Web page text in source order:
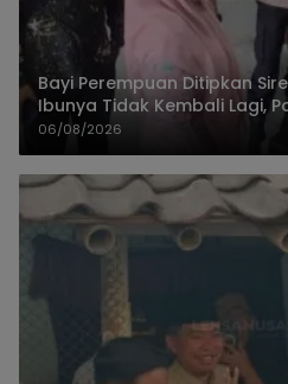
Bayi Perempuan Ditipkan
Ibunya Tidak Kembali Lagi,
Keberadaan Orang Tua
06/08/2026